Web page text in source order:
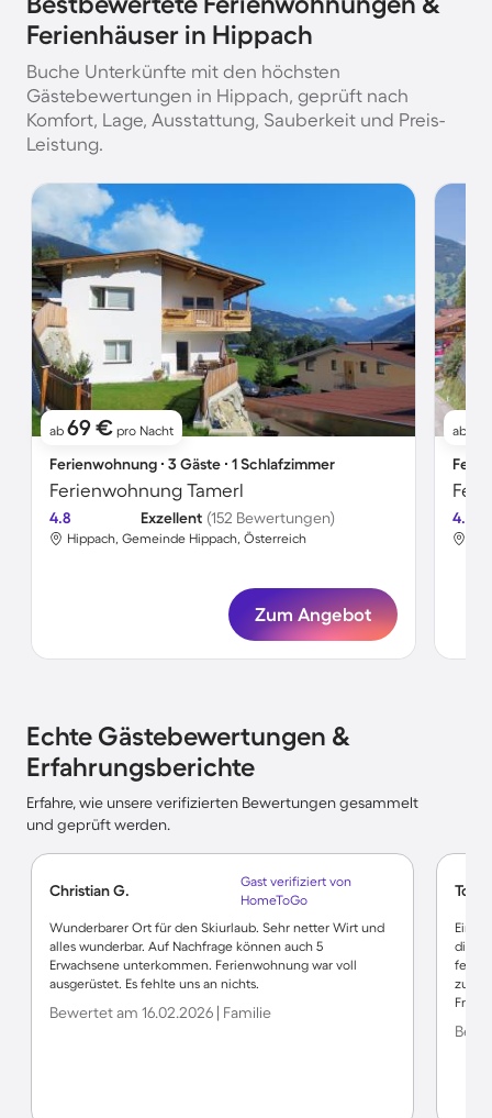
Ferienhäuser in Hippach
Buche Unterkünfte mit den höchsten
Gästebewertungen in Hippach, geprüft nach
Komfort, Lage, Ausstattung, Sauberkeit und Preis-
Leistung.
ab 69 € pro Nacht
Ferienwohnung ∙ 3 Gäste ∙ 1 Schlafzimmer
Ferienwohnung Tamerl
4.8 Exzellent (152 Bewertungen)
Hippach, Gemeinde Hippach, Österreich
Zum Angebot
ab
4.6
Echte Gästebewertungen &
Erfahrungsberichte
Erfahre, wie unsere verifizierten Bewertungen gesammelt
und geprüft werden.
Christian G.
Gast verifiziert von
HomeToGo
Wunderbarer Ort für den Skiurlaub. Sehr netter Wirt und
alles wunderbar. Auf Nachfrage können auch 5
Erwachsene unterkommen. Ferienwohnung war voll
ausgerüstet. Es fehlte uns an nichts.
Bewertet am 16.02.2026 | Familie
Eine
die
fehlt
zum